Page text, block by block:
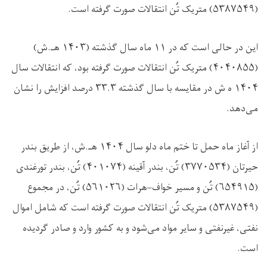
(۵۳۸۷۵۴۹) متریک تُن انتقالات صورت گرفته است.
این در حالی است که در ۱۱ ماه سال گذشته (۱۴۰۳ هـ.ش)
(۴۰۴۰۸۵۵) متریک تُن انتقالات صورت گرفته بود، که انتقالات سال
۱۴۰۴ ه ش در مقایسه با سال گذشته۳۳.۳ درصد افزایش را نشان
می‌دهد.
از آغاز ماه حمل تا ختم ماه دلو سال ۱۴۰۴ هـ.ش، از طریق بندر
حیرتان (۳۷۷۰۵۳۴) تُن، بندر آقینه (۴۰۱۰۷۴) تُن، بندر تورغندی
(۶۵۴۹۱۵) تُن و مسیر خواف–هرات (۵۶۱۰۲۶) تُن، در مجموع
(۵۳۸۷۵۴۹) متریک تُن انتقالات صورت گرفته است که شامل اموال
نفتی، غیرنفتی و سایر مواد می‌شود و به کشور وارد و صادر گردیده
است.